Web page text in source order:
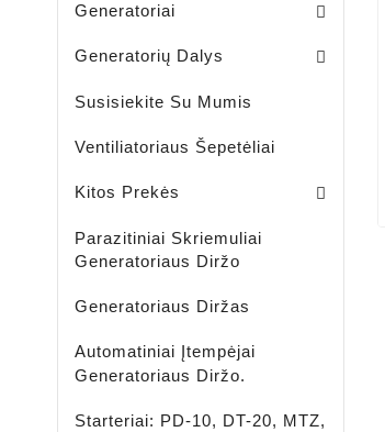
Generatoriai
Generatorių Dalys
Susisiekite Su Mumis
Ventiliatoriaus Šepetėliai
Kitos Prekės
Parazitiniai Skriemuliai
Generatoriaus Diržo
Generatoriaus Diržas
Automatiniai Įtempėjai
Generatoriaus Diržo.
Starteriai: PD-10, DT-20, MTZ,